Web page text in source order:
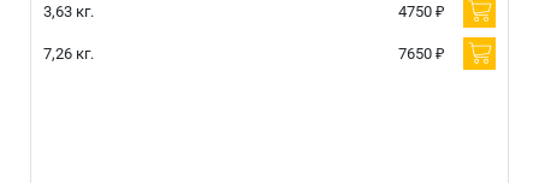
3,63 кг. 4750 ₽
7,26 кг. 7650 ₽